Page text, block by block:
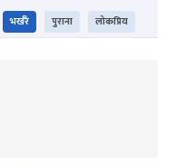
भर्खरै पुराना लोकप्रिय